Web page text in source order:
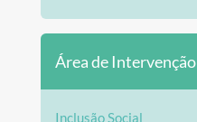
Área de Intervenção
Inclusão Social